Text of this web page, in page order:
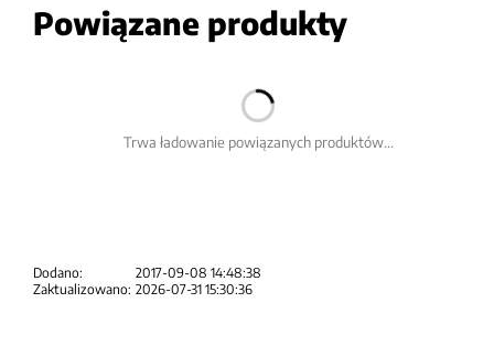
Powiązane produkty
Trwa ładowanie powiązanych produktów...
Dodano:
2017-09-08 14:48:38
Zaktualizowano: 2026-07-31 15:30:36